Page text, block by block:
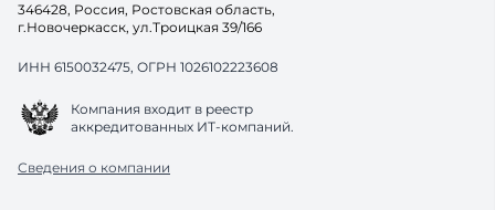
346428, Россия, Ростовская область,
г.Новочеркасск, ул.Троицкая 39/166
ИНН 6150032475, ОГРН 1026102223608
Компания входит в реестр
аккредитованных ИТ-компаний.
Сведения о компании